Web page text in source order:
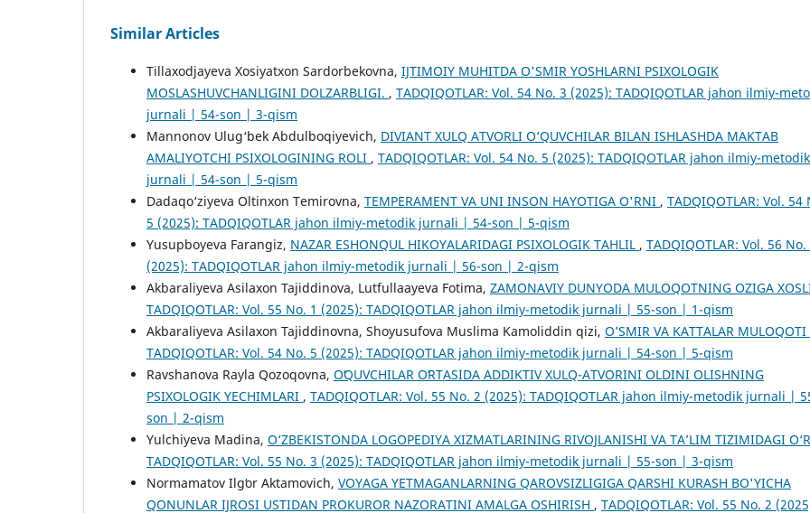
Similar Articles
Tillaxodjayeva Xosiyatxon Sardorbekovna, IJTIMOIY MUHITDA O'SMIR YOSHLARNI PSIXOLOGIK
MOSLASHUVCHANLIGINI DOLZARBLIGI. , TADQIQOTLAR: Vol. 54 No. 3 (2025): TADQIQOTLAR jahon ilmiy-
jurnali | 54-son | 3-qism
Mannonov Ulug‘bek Abdulboqiyevich, DIVIANT XULQ ATVORLI O‘QUVCHILAR BILAN ISHLASHDA MAKTAB
AMALIYOTCHI PSIXOLOGINING ROLI , TADQIQOTLAR: Vol. 54 No. 5 (2025): TADQIQOTLAR jahon ilmiy-metodik
jurnali | 54-son | 5-qism
Dadaqo‘ziyeva Oltinxon Temirovna, TEMPERAMENT VA UNI INSON HAYOTIGA O'RNI , TADQIQOTLAR: Vol. 54
5 (2025): TADQIQOTLAR jahon ilmiy-metodik jurnali | 54-son | 5-qism
Yusupboyeva Farangiz, NAZAR ESHONQUL HIKOYALARIDAGI PSIXOLOGIK TAHLIL , TADQIQOTLAR: Vol. 56 No.
(2025): TADQIQOTLAR jahon ilmiy-metodik jurnali | 56-son | 2-qism
Akbaraliyeva Asilaxon Tajiddinova, Lutfullaayeva Fotima, ZAMONAVIY DUNYODA MULOQOTNING OZIGA
TADQIQOTLAR: Vol. 55 No. 1 (2025): TADQIQOTLAR jahon ilmiy-metodik jurnali | 55-son | 1-qism
Akbaraliyeva Asilaxon Tajiddinovna, Shoyusufova Muslima Kamoliddin qizi, O’SMIR VA KATTALAR MULOQOTI
TADQIQOTLAR: Vol. 54 No. 5 (2025): TADQIQOTLAR jahon ilmiy-metodik jurnali | 54-son | 5-qism
Ravshanova Rayla Qozoqovna, OʻQUVCHILAR OʻRTASIDA ADDIKTIV XULQ-ATVORINI OLDINI OLISHNING
PSIXOLOGIK YECHIMLARI , TADQIQOTLAR: Vol. 55 No. 2 (2025): TADQIQOTLAR jahon ilmiy-metodik jurnali |
son | 2-qism
Yulchiyeva Madina, O‘ZBEKISTONDA LOGOPEDIYA XIZMATLARINING RIVOJLANISHI VA TA’LIM TIZIMIDAGI
TADQIQOTLAR: Vol. 55 No. 3 (2025): TADQIQOTLAR jahon ilmiy-metodik jurnali | 55-son | 3-qism
Normamatov Ilgʻor Aktamovich, VOYAGA YETMAGANLARNING QAROVSIZLIGIGA QARSHI KURASH BO'YICHA
QONUNLAR IJROSI USTIDAN PROKUROR NAZORATINI AMALGA OSHIRISH , TADQIQOTLAR: Vol. 55 No. 2